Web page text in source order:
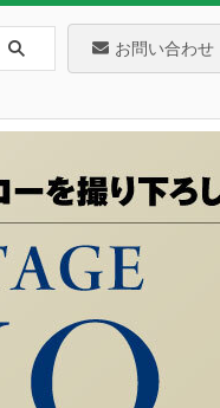
お問い合わせ